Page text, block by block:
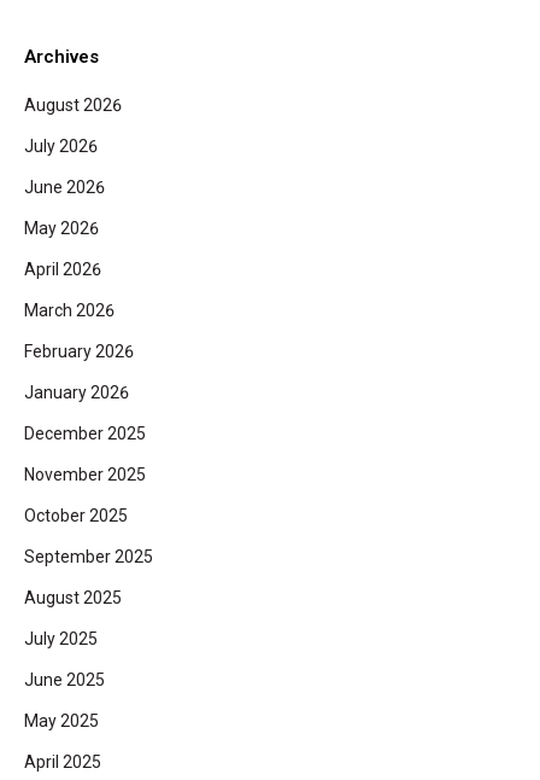
Archives
August 2026
July 2026
June 2026
May 2026
April 2026
March 2026
February 2026
January 2026
December 2025
November 2025
October 2025
September 2025
August 2025
July 2025
June 2025
May 2025
April 2025